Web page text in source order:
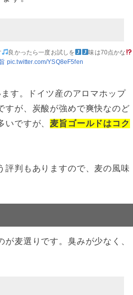
良かったら一度お試しを
味は70点かな
pic.twitter.com/YSQ8eF5fen
す。ドイツ産のアロマホップ
すが、炭酸が強めで爽快なのど
ですが、 麦旨ゴールドはコク
評判もありますので、麦の風味
麦選りです。臭みが少なく、